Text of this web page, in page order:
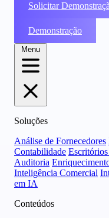
Solicitar
Demonstração
Menu
Soluções
Análise de Fornecedores
Contabilidade
Auditoria
Inteligência Comercial
em IA
Conteúdos